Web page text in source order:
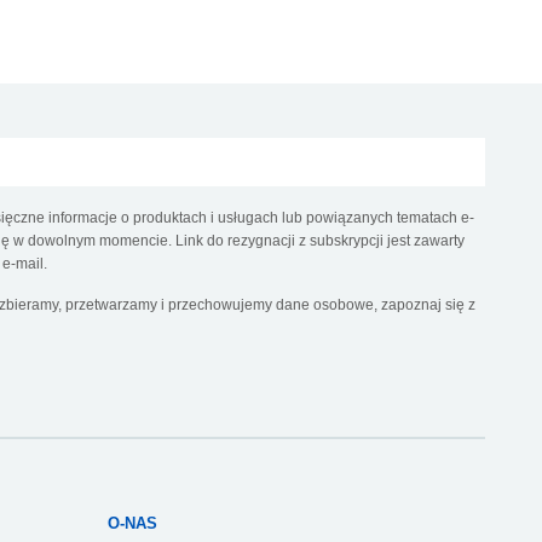
informacje o produktach i usługach lub powiązanych tematach e-
w dowolnym momencie. Link do rezygnacji z subskrypcji jest zawarty
mail.
przetwarzamy i przechowujemy dane osobowe, zapoznaj się z
O-NAS